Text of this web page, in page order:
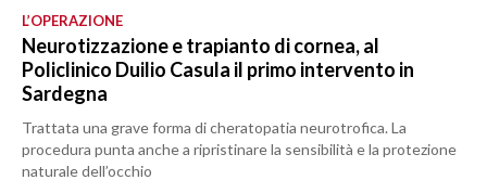
L’OPERAZIONE
Neurotizzazione e trapianto di cornea, al
Policlinico Duilio Casula il primo intervento in
Sardegna
Trattata una grave forma di cheratopatia neurotrofica. La
procedura punta anche a ripristinare la sensibilità e la protezione
naturale dell’occhio